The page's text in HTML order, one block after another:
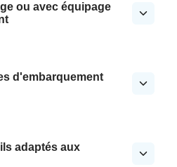
ou avec équipage
d'embarquement
adaptés aux